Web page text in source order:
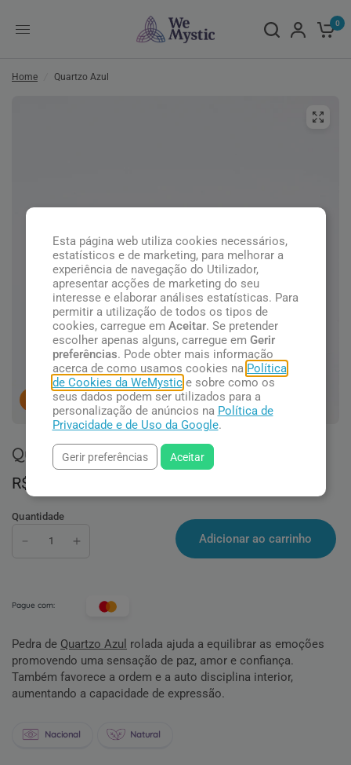
0
Home Quartzo Azul
pessoas concluindo esta compra.
Quartzo Azul
R$ 20,90
Quantidade
Adicionar ao carrinho
Pague com:
Pedra de Quartzo Azul rolada ajuda a equilibrar as emoções
promovendo uma sensação de paz, amor e confiança.
Também favorece a ordem e a auto disciplina interior,
aumentando a capacidade de expressão.
Nacional Natural
Esta página web utiliza cookies necessários,
estatísticos e de marketing, para melhorar a
experiência de navegação do Utilizador,
apresentar acções de marketing do seu
interesse e elaborar análises estatísticas. Para
permitir a utilização de todos os tipos de
cookies, carregue em Aceitar. Se pretender
escolher apenas alguns, carregue em Gerir
preferências. Pode obter mais informação
acerca de como usamos cookies na Política
de Cookies da WeMystice sobre como os
seus dados podem ser utilizados para a
personalização de anúncios na Política de
Privacidade e de Uso da Google.
Gerir preferências Aceitar